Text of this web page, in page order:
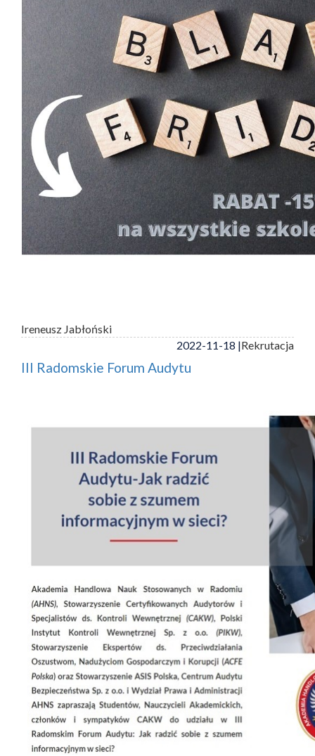
Ireneusz Jabłoński
2022-11-18 |Rekrutacja
III Radomskie Forum Audytu